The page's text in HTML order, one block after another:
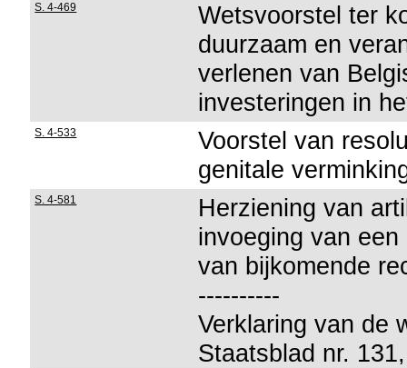
S. 4-469
Wetsvoorstel ter
duurzaam en
verlenen van
investeringen in
S. 4-533
Voorstel van
genitale
S. 4-581
Herziening van
invoeging van
van bijkomende
----------
Verklaring van de
Staatsblad nr.